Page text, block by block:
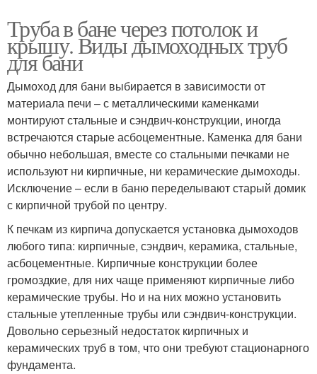
Труба в бане через потолок и
крышу. Виды дымоходных труб
для бани
Дымоход для бани выбирается в зависимости от
материала печи – с металлическими каменками
монтируют стальные и сэндвич-конструкции, иногда
встречаются старые асбоцементные. Каменка для бани
обычно небольшая, вместе со стальными печками не
используют ни кирпичные, ни керамические дымоходы.
Исключение – если в баню переделывают старый домик
с кирпичной трубой по центру.
К печкам из кирпича допускается установка дымоходов
любого типа: кирпичные, сэндвич, керамика, стальные,
асбоцементные. Кирпичные конструкции более
громоздкие, для них чаще применяют кирпичные либо
керамические трубы. Но и на них можно установить
стальные утепленные трубы или сэндвич-конструкции.
Довольно серьезный недостаток кирпичных и
керамических труб в том, что они требуют стационарного
фундамента.